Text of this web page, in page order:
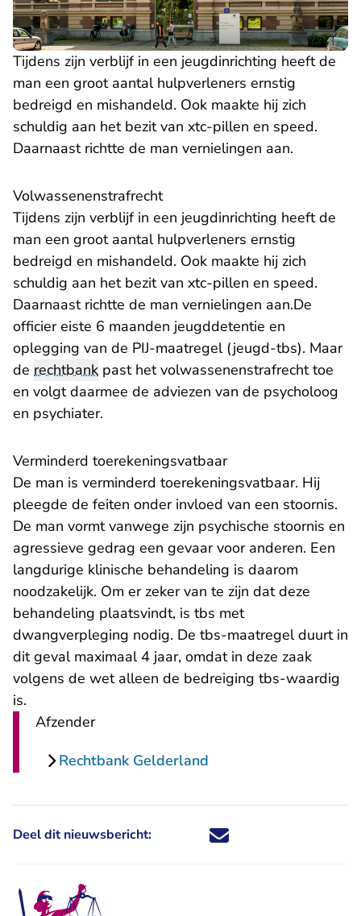
Tijdens zijn verblijf in een jeugdinrichting heeft de
man een groot aantal hulpverleners ernstig
bedreigd en mishandeld. Ook maakte hij zich
schuldig aan het bezit van xtc-pillen en speed.
Daarnaast richtte de man vernielingen aan.
Volwassenenstrafrecht
Tijdens zijn verblijf in een jeugdinrichting heeft de
man een groot aantal hulpverleners ernstig
bedreigd en mishandeld. Ook maakte hij zich
schuldig aan het bezit van xtc-pillen en speed.
Daarnaast richtte de man vernielingen aan.De
officier eiste 6 maanden jeugddetentie en
oplegging van de PIJ-maatregel (jeugd-tbs). Maar
de rechtbank past het volwassenenstrafrecht toe
en volgt daarmee de adviezen van de psycholoog
en psychiater.
Verminderd toerekeningsvatbaar
De man is verminderd toerekeningsvatbaar. Hij
pleegde de feiten onder invloed van een stoornis.
De man vormt vanwege zijn psychische stoornis en
agressieve gedrag een gevaar voor anderen. Een
langdurige klinische behandeling is daarom
noodzakelijk. Om er zeker van te zijn dat deze
behandeling plaatsvindt, is tbs met
dwangverpleging nodig. De tbs-maatregel duurt in
dit geval maximaal 4 jaar, omdat in deze zaak
volgens de wet alleen de bedreiging tbs-waardig
is.
Afzender
Rechtbank Gelderland
Deel dit nieuwsbericht: Deel dit nieuwsbericht via X -
Deel dit nieuwsbericht via
Deel dit nieuwsbericht
Deel dit